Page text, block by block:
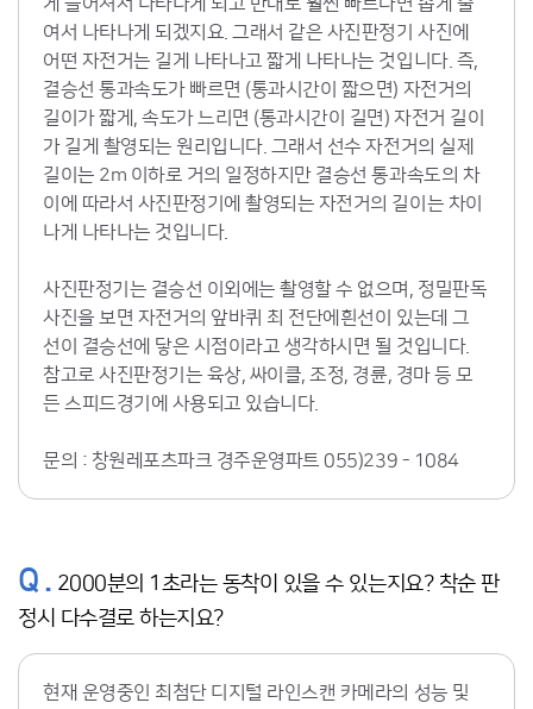
여서 나타나게 되겠지요. 그래서 같은 사진판정기 사진에
어떤 자전거는 길게 나타나고 짧게 나타나는 것입니다. 즉,
결승선 통과속도가 빠르면 (통과시간이 짧으면) 자전거의
길이가 짧게, 속도가 느리면 (통과시간이 길면) 자전거 길이
가 길게 촬영되는 원리입니다. 그래서 선수 자전거의 실제
길이는 2m 이하로 거의 일정하지만 결승선 통과속도의 차
이에 따라서 사진판정기에 촬영되는 자전거의 길이는 차이
나게 나타나는 것입니다.
사진판정기는 결승선 이외에는 촬영할 수 없으며, 정밀판독
사진을 보면 자전거의 앞바퀴 최 전단에흰선이 있는데 그
선이 결승선에 닿은 시점이라고 생각하시면 될 것입니다.
참고로 사진판정기는 육상, 싸이클, 조정, 경륜, 경마 등 모
든 스피드경기에 사용되고 있습니다.
문의 : 창원레포츠파크 경주운영파트 055)239 - 1084
Q . 2000분의 1초라는 동착이 있을 수 있는지요? 착순 판
정시 다수결로 하는지요?
현재 운영중인 최첨단 디지털 라인스캔 카메라의 성능 및